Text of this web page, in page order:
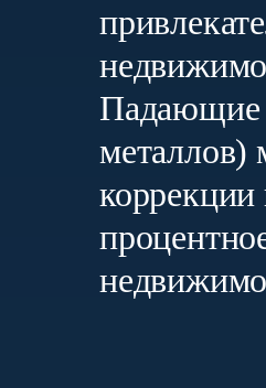
Падающие
металлов)